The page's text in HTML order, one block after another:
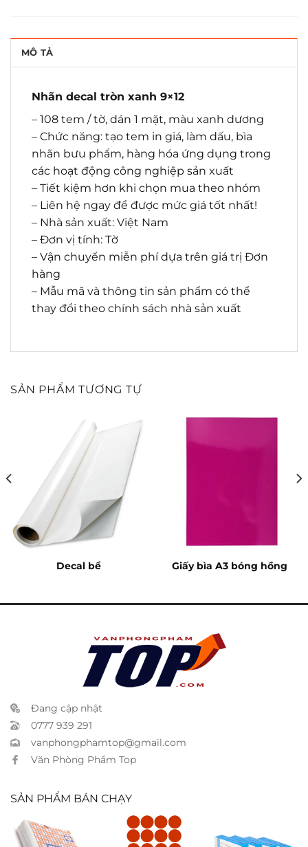
MÔ TẢ
Nhãn decal tròn xanh 9×12
– 108 tem / tờ, dán 1 mặt, màu xanh dương
– Chức năng: tạo tem in giá, làm dấu, bìa
nhãn bưu phẩm, hàng hóa ứng dụng trong
các hoạt động công nghiệp sản xuất
– Tiết kiệm hơn khi chọn mua theo nhóm
– Liên hệ ngay để được mức giá tốt nhất!
– Nhà sản xuất: Việt Nam
– Đơn vị tính: Tờ
– Vận chuyển miễn phí dựa trên giá trị Đơn
hàng
– Mẫu mã và thông tin sản phẩm có thể
thay đổi theo chính sách nhà sản xuất
SẢN PHẨM TƯƠNG TỰ
Decal bể Giấy bìa A3 bóng hồng
Đang cập nhật
0777 939 291
vanphongphamtop@gmail.com
Văn Phòng Phẩm Top
SẢN PHẨM BÁN CHẠY